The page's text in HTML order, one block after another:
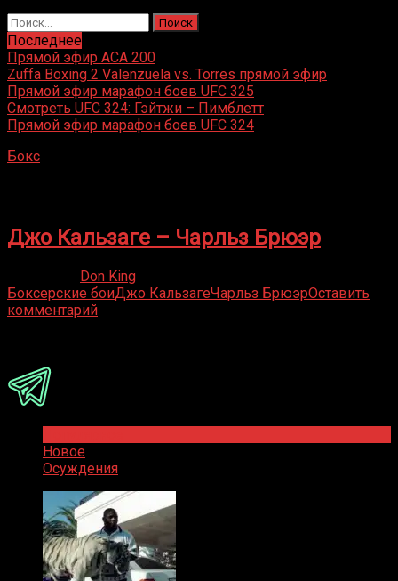
Найти:
Последнее
Прямой эфир ACA 200
Zuffa Boxing 2 Valenzuela vs. Torres прямой эфир
Прямой эфир марафон боев UFC 325
Смотреть UFC 324: Гэйтжи – Пимблетт
Прямой эфир марафон боев UFC 324
Бокс
Джо Кальзаге – Чарльз Брюэр
Don King
Боксерские боиДжо КальзагеЧарльз БрюэрОставить
комментарий
Новое
Осуждения